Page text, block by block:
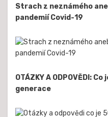
Strach z neznámého
pandemií Covid-19
OTÁZKY A ODPOVĚDI:
generace